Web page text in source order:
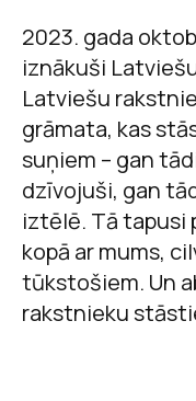
2023. gada
iznākuši
Latviešu
grāmata, kas
suņiem – gan
dzīvojuši, gan
iztēlē. Tā tapusi
kopā ar mums,
tūkstošiem. Un
rakstnieku